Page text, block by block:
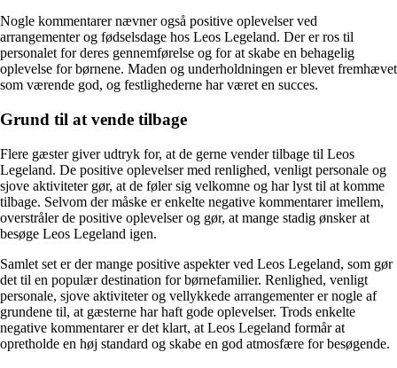
Nogle kommentarer nævner også positive oplevelser ved
arrangementer og fødselsdage hos Leos Legeland. Der er ros til
personalet for deres gennemførelse og for at skabe en behagelig
oplevelse for børnene. Maden og underholdningen er blevet fremhævet
som værende god, og festlighederne har været en succes.
Grund til at vende tilbage
Flere gæster giver udtryk for, at de gerne vender tilbage til Leos
Legeland. De positive oplevelser med renlighed, venligt personale og
sjove aktiviteter gør, at de føler sig velkomne og har lyst til at komme
tilbage. Selvom der måske er enkelte negative kommentarer imellem,
overstråler de positive oplevelser og gør, at mange stadig ønsker at
besøge Leos Legeland igen.
Samlet set er der mange positive aspekter ved Leos Legeland, som gør
det til en populær destination for børnefamilier. Renlighed, venligt
personale, sjove aktiviteter og vellykkede arrangementer er nogle af
grundene til, at gæsterne har haft gode oplevelser. Trods enkelte
negative kommentarer er det klart, at Leos Legeland formår at
opretholde en høj standard og skabe en god atmosfære for besøgende.